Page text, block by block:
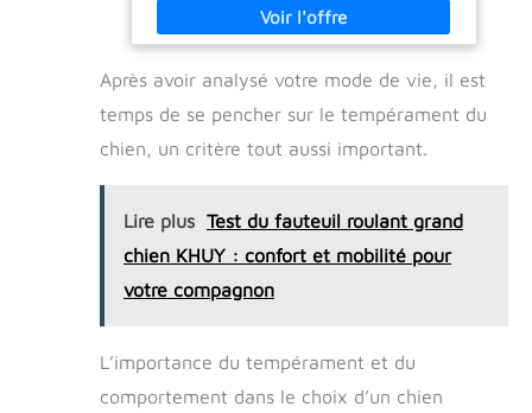
Après avoir analysé votre mode de vie, il est
temps de se pencher sur le tempérament du
chien, un critère tout aussi important.
Lire plus Test du fauteuil roulant grand
chien KHUY : confort et mobilité pour
votre compagnon
L’importance du tempérament et du
comportement dans le choix d’un chien